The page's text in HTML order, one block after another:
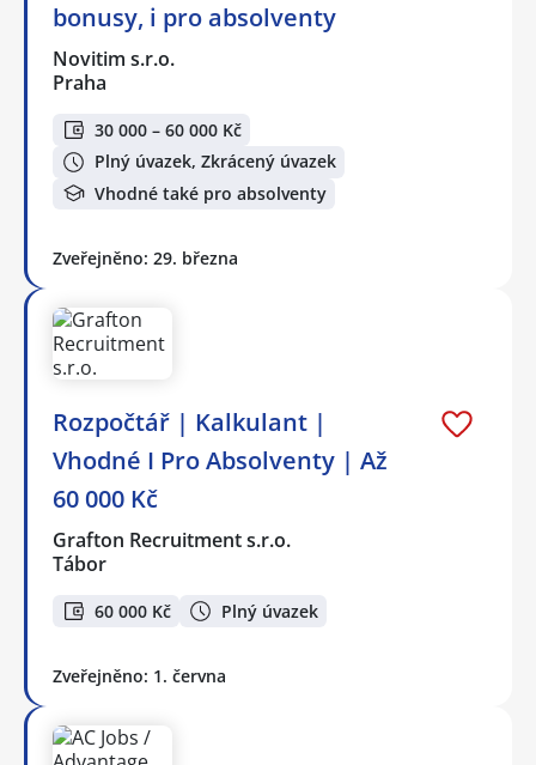
bonusy, i pro absolventy
Novitim s.r.o.
Praha
30 000 – 60 000 Kč
Plný úvazek, Zkrácený úvazek
Vhodné také pro absolventy
Zveřejněno: 29. března
Rozpočtář | Kalkulant |
Vhodné I Pro Absolventy | Až
60 000 Kč
Grafton Recruitment s.r.o.
Tábor
60 000 Kč Plný úvazek
Zveřejněno: 1. června